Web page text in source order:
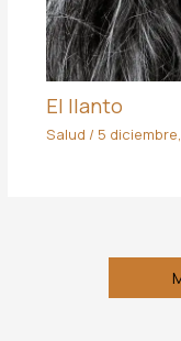
El llanto
Salud / 5